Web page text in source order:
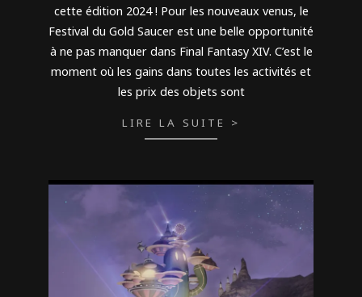
cette édition 2024 ! Pour les nouveaux venus, le
Festival du Gold Saucer est une belle opportunité
à ne pas manquer dans Final Fantasy XIV. C’est le
moment où les gains dans toutes les activités et
les prix des objets sont
LIRE LA SUITE >